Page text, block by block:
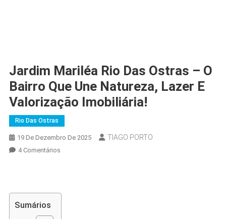
Jardim Mariléa Rio Das Ostras – O
Bairro Que Une Natureza, Lazer E
Valorização Imobiliária!
Rio Das Ostras
19 De Dezembro De 2025 TIAGO PORTO
4 ComentáriosEm
Das
Sumários